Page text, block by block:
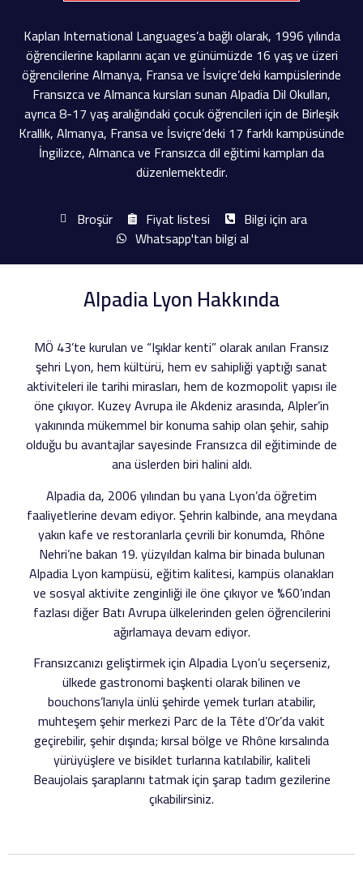
Kaplan International Languages’a bağlı olarak, 1996 yılında
öğrencilerine kapılarını açan ve günümüzde 16 yaş ve üzeri
öğrencilerine Almanya, Fransa ve İsviçre’deki kampüslerinde
Fransızca ve Almanca kursları sunan Alpadia Dil Okulları,
ayrıca 8-17 yaş aralığındaki çocuk öğrencileri için de Birleşik
Krallık, Almanya, Fransa ve İsviçre’deki 17 farklı kampüsünde
İngilizce, Almanca ve Fransızca dil eğitimi kampları da
düzenlemektedir.
Broşür
Fiyat listesi
Bilgi için ara
Whatsapp'tan bilgi al
Alpadia Lyon Hakkında
MÖ 43’te kurulan ve “Işıklar kenti” olarak anılan Fransız
şehri Lyon, hem kültürü, hem ev sahipliği yaptığı sanat
aktiviteleri ile tarihi mirasları, hem de kozmopolit yapısı ile
öne çıkıyor. Kuzey Avrupa ile Akdeniz arasında, Alpler’in
yakınında mükemmel bir konuma sahip olan şehir, sahip
olduğu bu avantajlar sayesinde Fransızca dil eğitiminde de
ana üslerden biri halini aldı.
Alpadia da, 2006 yılından bu yana Lyon’da öğretim
faaliyetlerine devam ediyor. Şehrin kalbinde, ana meydana
yakın kafe ve restoranlarla çevrili bir konumda, Rhône
Nehri’ne bakan 19. yüzyıldan kalma bir binada bulunan
Alpadia Lyon kampüsü, eğitim kalitesi, kampüs olanakları
ve sosyal aktivite zenginliği ile öne çıkıyor ve %60’ından
fazlası diğer Batı Avrupa ülkelerinden gelen öğrencilerini
ağırlamaya devam ediyor.
Fransızcanızı geliştirmek için Alpadia Lyon’u seçerseniz,
ülkede gastronomi başkenti olarak bilinen ve
bouchons’larıyla ünlü şehirde yemek turları atabilir,
muhteşem şehir merkezi Parc de la Tête d’Or’da vakit
geçirebilir, şehir dışında; kırsal bölge ve Rhône kırsalında
yürüyüşlere ve bisiklet turlarına katılabilir, kaliteli
Beaujolais şaraplarını tatmak için şarap tadım gezilerine
çıkabilirsiniz.